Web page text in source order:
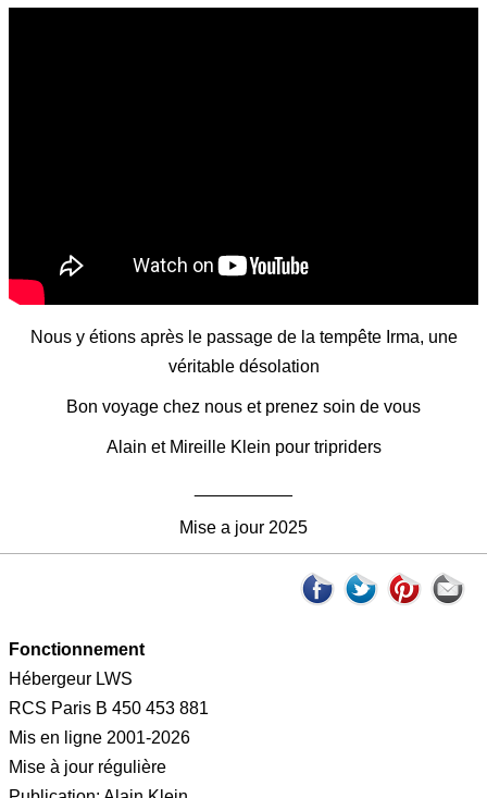
Nous y étions après le passage de la tempête Irma, une
véritable désolation
Bon voyage chez nous et prenez soin de vous
Alain et Mireille Klein pour tripriders
Mise a jour 2025
Fonctionnement
Hébergeur LWS
RCS Paris B 450 453 881
Mis en ligne 2001-2026
Mise à jour régulière